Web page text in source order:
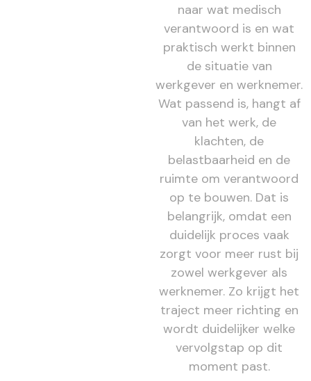
naar wat medisch
verantwoord is en wat
praktisch werkt binnen
de situatie van
werkgever en werknemer.
Wat passend is, hangt af
van het werk, de
klachten, de
belastbaarheid en de
ruimte om verantwoord
op te bouwen. Dat is
belangrijk, omdat een
duidelijk proces vaak
zorgt voor meer rust bij
zowel werkgever als
werknemer. Zo krijgt het
traject meer richting en
wordt duidelijker welke
vervolgstap op dit
moment past.